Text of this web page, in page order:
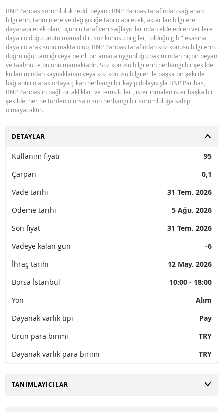
BNP Paribas sorumluluk reddi beyanı: BNP Paribas tarafından sağlanan
bilgilerin, tahminlere ve değişikliğe tabi olabilecek, aktarılan bilgilere
dayanabilecek olan, üçüncü taraf veri sağlayıcılarından elde edilen verilere
dayalı olduğu unutulmamalıdır. Söz konusu bilgiler, "olduğu gibi" esasına
dayalı olarak sunulmakta olup, BNP Paribas tarafından söz konusu bilgilerin
doğruluğu, tamlığı veya belirli bir amaca uygunluğu bakımından hiçbir beyan
ve taahhütte bulunulmamaktadır. Söz konusu bilgilerin herhangi bir şekilde
kullanımından kaynaklanan veya söz konusu bilgiler ile başka bir şekilde
bağlantılı olarak ortaya çıkan herhangi bir kayıp dolayısıyla BNP Paribas,
BNP Paribas'ın bağlı ortaklıkları ve temsilcileri, ister ihmalen ister başka bir
şekilde, her ne türden olursa olsun herhangi bir sorumluluğa sahip
olmayacaktır.
AÇ
DETAYLAR
Kullanım fiyatı
95
Çarpan
0,1
Vade tarihi
31 Tem. 2026
Ödeme tarihi
5 Ağu. 2026
Son fiyat
31 Tem. 2026
Vadeye kalan gün
-6
İhraç tarihi
12 May. 2026
Borsa İstanbul
10:00 - 18:00
Yön
Alım
Dayanak varlık tipi
Pay
Ürün para birimi
TRY
Dayanak varlık para birimi
TRY
AÇ
TANIMLAYICILAR